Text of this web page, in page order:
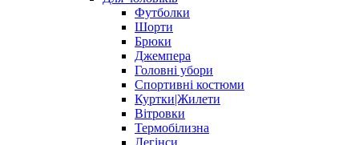
Футболки
Шорти
Брюки
Джемпера
Головні убори
Спортивні костюми
Куртки|Жилети
Вітровки
Термобілизна
Легінси